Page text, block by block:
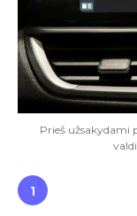
Prieš užsakydami
1